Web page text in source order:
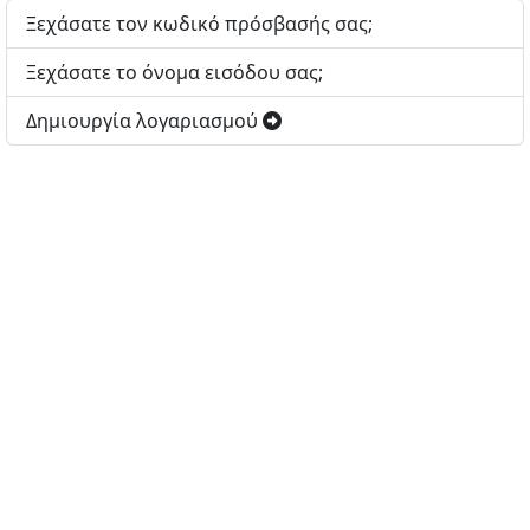
Ξεχάσατε τον κωδικό πρόσβασής σας;
Ξεχάσατε το όνομα εισόδου σας;
Δημιουργία λογαριασμού